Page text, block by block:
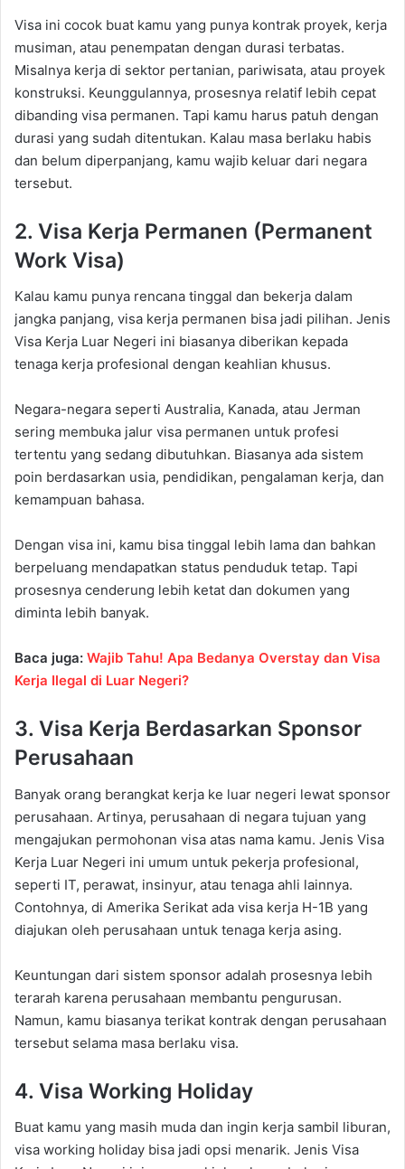
Visa ini cocok buat kamu yang punya kontrak proyek, kerja
musiman, atau penempatan dengan durasi terbatas.
Misalnya kerja di sektor pertanian, pariwisata, atau proyek
konstruksi. Keunggulannya, prosesnya relatif lebih cepat
dibanding visa permanen. Tapi kamu harus patuh dengan
durasi yang sudah ditentukan. Kalau masa berlaku habis
dan belum diperpanjang, kamu wajib keluar dari negara
tersebut.
2. Visa Kerja Permanen (Permanent
Work Visa)
Kalau kamu punya rencana tinggal dan bekerja dalam
jangka panjang, visa kerja permanen bisa jadi pilihan. Jenis
Visa Kerja Luar Negeri ini biasanya diberikan kepada
tenaga kerja profesional dengan keahlian khusus.
Negara-negara seperti Australia, Kanada, atau Jerman
sering membuka jalur visa permanen untuk profesi
tertentu yang sedang dibutuhkan. Biasanya ada sistem
poin berdasarkan usia, pendidikan, pengalaman kerja, dan
kemampuan bahasa.
Dengan visa ini, kamu bisa tinggal lebih lama dan bahkan
berpeluang mendapatkan status penduduk tetap. Tapi
prosesnya cenderung lebih ketat dan dokumen yang
diminta lebih banyak.
Baca juga: Wajib Tahu! Apa Bedanya Overstay dan Visa
Kerja Ilegal di Luar Negeri?
3. Visa Kerja Berdasarkan Sponsor
Perusahaan
Banyak orang berangkat kerja ke luar negeri lewat sponsor
perusahaan. Artinya, perusahaan di negara tujuan yang
mengajukan permohonan visa atas nama kamu. Jenis Visa
Kerja Luar Negeri ini umum untuk pekerja profesional,
seperti IT, perawat, insinyur, atau tenaga ahli lainnya.
Contohnya, di Amerika Serikat ada visa kerja H-1B yang
diajukan oleh perusahaan untuk tenaga kerja asing.
Keuntungan dari sistem sponsor adalah prosesnya lebih
terarah karena perusahaan membantu pengurusan.
Namun, kamu biasanya terikat kontrak dengan perusahaan
tersebut selama masa berlaku visa.
4. Visa Working Holiday
Buat kamu yang masih muda dan ingin kerja sambil liburan,
visa working holiday bisa jadi opsi menarik. Jenis Visa